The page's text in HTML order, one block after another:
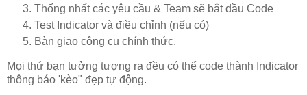
Thống nhất các yêu cầu & Team sẽ bắt đầu Code
Test Indicator và điều chỉnh (nếu có)
Bàn giao công cụ chính thức.
Mọi thứ bạn tưởng tượng ra đều có thể code thành Indicator
thông báo 'kèo" đẹp tự động.